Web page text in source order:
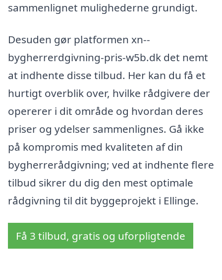
sammenlignet mulighederne grundigt.
Desuden gør platformen xn--
bygherrerdgivning-pris-w5b.dk det nemt
at indhente disse tilbud. Her kan du få et
hurtigt overblik over, hvilke rådgivere der
opererer i dit område og hvordan deres
priser og ydelser sammenlignes. Gå ikke
på kompromis med kvaliteten af din
bygherrerådgivning; ved at indhente flere
tilbud sikrer du dig den mest optimale
rådgivning til dit byggeprojekt i Ellinge.
Få 3 tilbud, gratis og uforpligtende